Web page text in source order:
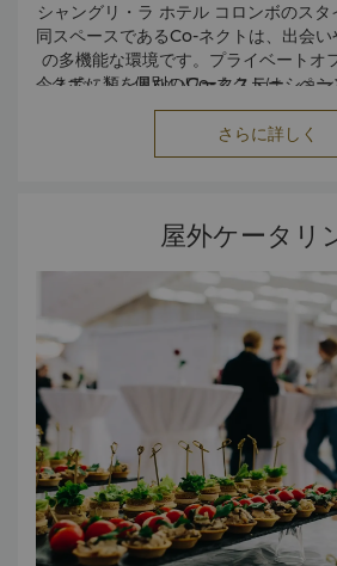
シャングリ・ラ ホテル コロンボのス
同スペースであるCo-ネクトは、出会
の多機能な環境です。プライベートオ
クポッド、個別のワークステーショ
り、従来のオフィス環境とは異なる新
スです。
今までに類を見ないCo-ネクトは、ペ
に働くことを要求される、新しい時代
業人に理想的な空間です。リラックス
かなサービスと技術的な知識とともに
ます。
営業時間
こちらから詳細をご覧く
さらに詳しく
屋外ケータリ